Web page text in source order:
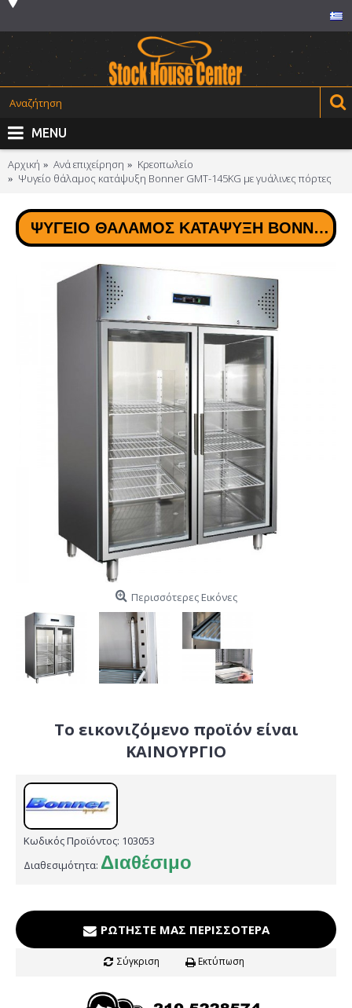
MENU
Αρχική Ανά επιχείρηση
Κρεοπωλείο
Ψυγείο θάλαμος κατάψυξη Bonner GMT-145KG με γυάλινες πόρτες
ΨΥΓΕΊΟ ΘΆΛΑΜΟΣ ΚΑΤΆΨΥΞΗ BONNER GMT-145KG ΜΕ ΓΥΆΛΙΝΕΣ ΠΌΡΤΕΣ
Περισσότερες Εικόνες
Το εικονιζόμενο προϊόν είναι
ΚΑΙΝΟΥΡΓΙΟ
Κωδικός Προϊόντος: 103053
Διαθεσιμότητα: Διαθέσιμο
ΡΩΤΉΣΤΕ ΜΑΣ ΠΕΡΙΣΣΌΤΕΡΑ
Σύγκριση Εκτύπωση